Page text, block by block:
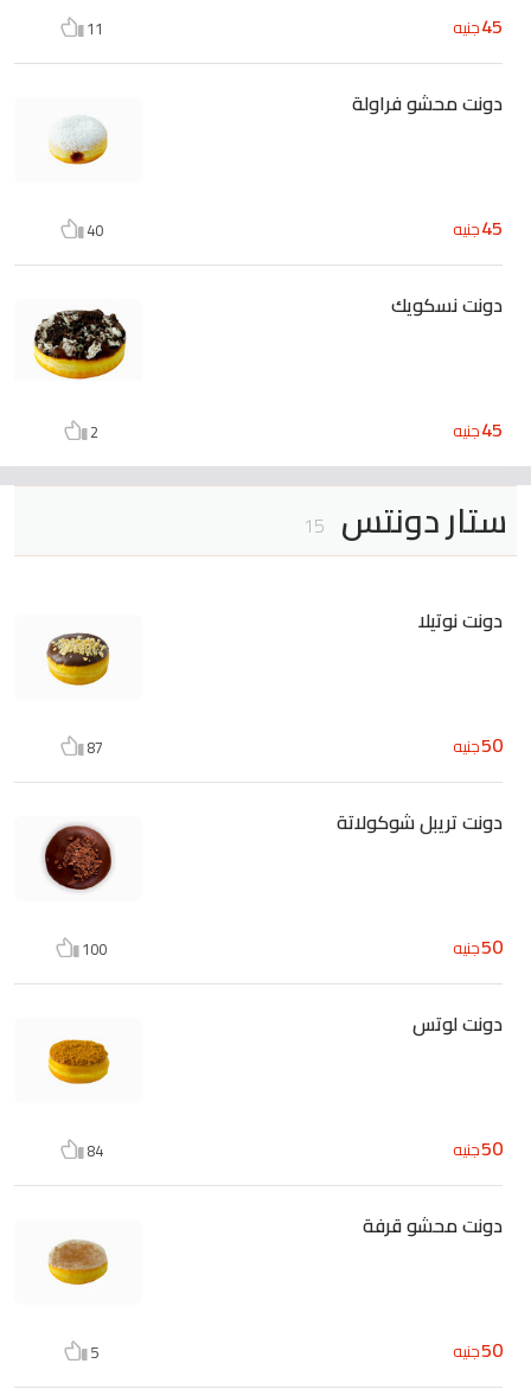
45جنيه 11
دونت محشو فراولة
45جنيه 40
دونت نسكويك
45جنيه 2
ستار دونتس 15
دونت نوتيلا
50جنيه 87
دونت تريبل شوكولاتة
50جنيه 100
دونت لوتس
50جنيه 84
دونت محشو قرفة
50جنيه 5